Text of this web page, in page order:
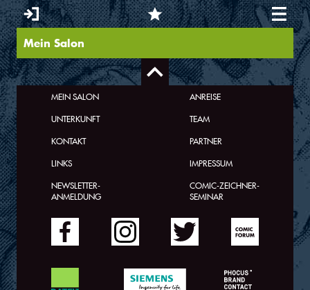
Sie sind hier
Mein Salon
MEIN SALON
ANREISE
UNTERKUNFT
TEAM
KONTAKT
PARTNER
LINKS
IMPRESSUM
NEWSLETTER-
ANMELDUNG
COMIC-ZEICHNER-
SEMINAR